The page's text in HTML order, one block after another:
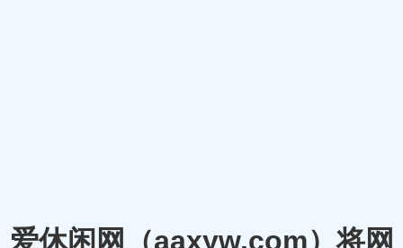
爱休闲网（aaxyw.com）将网